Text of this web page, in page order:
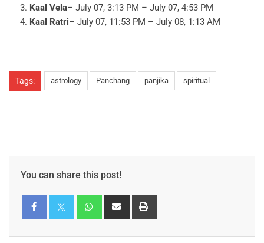
Kaal Vela– July 07, 3:13 PM – July 07, 4:53 PM
Kaal Ratri– July 07, 11:53 PM – July 08, 1:13 AM
Tags: astrology Panchang panjika spiritual
You can share this post!